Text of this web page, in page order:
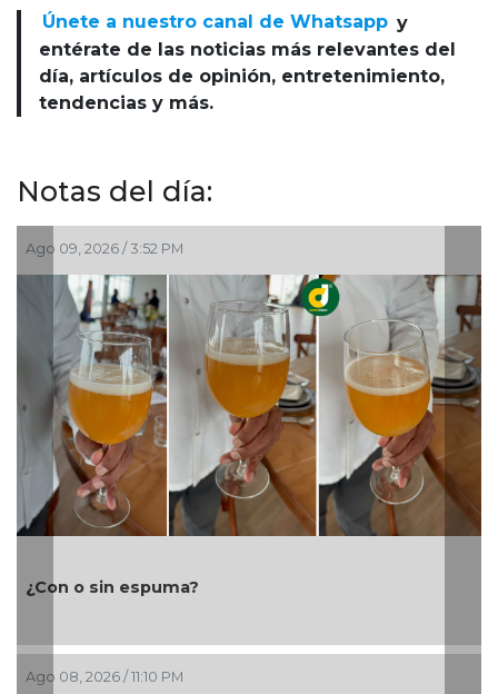
Únete a nuestro canal de Whatsapp y
entérate de las noticias más relevantes del
día, artículos de opinión, entretenimiento,
tendencias y más.
Notas del día: